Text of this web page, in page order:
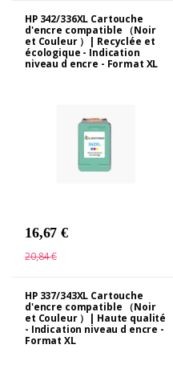
HP 342/336XL Cartouche
d'encre compatible （Noir
et Couleur ）| Recyclée et
écologique - Indication
niveau d encre - Format XL
16,67 €
20,84 €
HP 337/343XL Cartouche
d'encre compatible （Noir
et Couleur ）| Haute qualité
- Indication niveau d encre -
Format XL